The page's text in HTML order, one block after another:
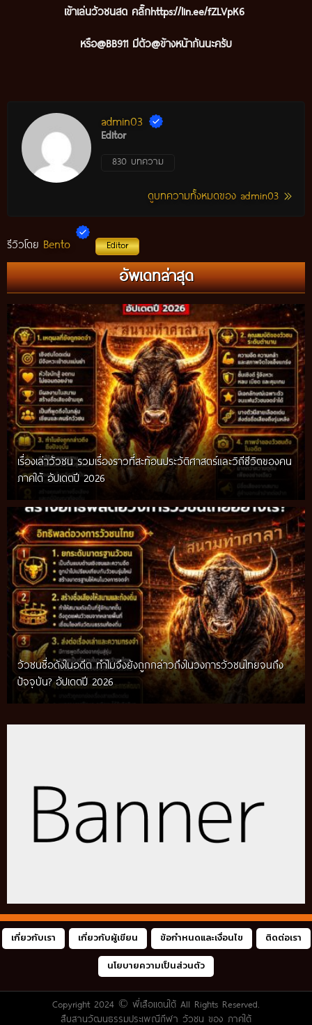
เข้าเล่นวัวชนสด คลิ๊กhttps://lin.ee/fZLVpK6
หรือ@BB911 มีตัว@ข้างหน้ากันนะครับ
admin03
Editor
830 บทความ
ดูบทความทั้งหมดของ admin03
รีวิวโดย Bento Editor
อัพเดทล่าสุด
เรื่องเล่าวัวชน รวมเรื่องราวที่สะท้อนประวัติศาสตร์และวิถีชีวิตของคน
ภาคใต้ อัปเดตปี 2026
วัวชนชื่อดังในอดีต ทำไมจึงยังถูกกล่าวถึงในวงการวัวชนไทยจนถึง
ปัจจุบัน? อัปเดตปี 2026
กติกาวัวชนสมัยก่อน วิถีการแข่งขันดั้งเดิมที่สืบทอดผ่านภูมิปัญญา
ท้องถิ่น อัปเดตปี 2026
เกี่ยวกับเรา เกี่ยวกับผู้เขียน ข้อกำหนดและเงื่อนไข ติดต่อเรา
นโยบายความเป็นส่วนตัว
Copyright 2024 © พี่เสือแดนใต้ All Rights Reserved.
สืบสานวัฒนธรรมประเพณีกีฬา วัวชน ของ ภาคใต้